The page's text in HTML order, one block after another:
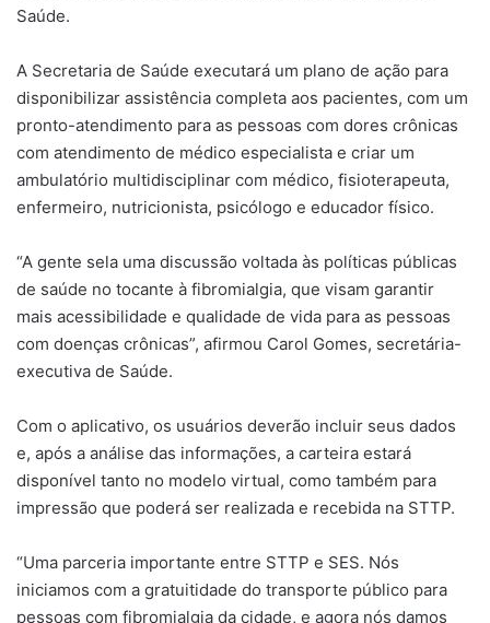
Saúde.
A Secretaria de Saúde executará um plano de ação para
disponibilizar assistência completa aos pacientes, com um
pronto-atendimento para as pessoas com dores crônicas
com atendimento de médico especialista e criar um
ambulatório multidisciplinar com médico, fisioterapeuta,
enfermeiro, nutricionista, psicólogo e educador físico.
“A gente sela uma discussão voltada às políticas públicas
de saúde no tocante à fibromialgia, que visam garantir
mais acessibilidade e qualidade de vida para as pessoas
com doenças crônicas”, afirmou Carol Gomes, secretária-
executiva de Saúde.
Com o aplicativo, os usuários deverão incluir seus dados
e, após a análise das informações, a carteira estará
disponível tanto no modelo virtual, como também para
impressão que poderá ser realizada e recebida na STTP.
“Uma parceria importante entre STTP e SES. Nós
iniciamos com a gratuitidade do transporte público para
pessoas com fibromialgia da cidade, e agora nós damos